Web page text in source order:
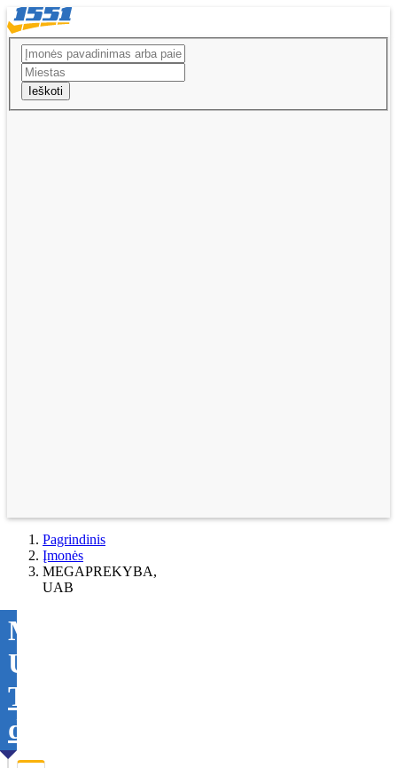
Ieškoti
Pagrindinis
Įmonės
MEGAPREKYBA,
UAB
MEGAPREKYBA,
UAB
Tikslinti
duomenis